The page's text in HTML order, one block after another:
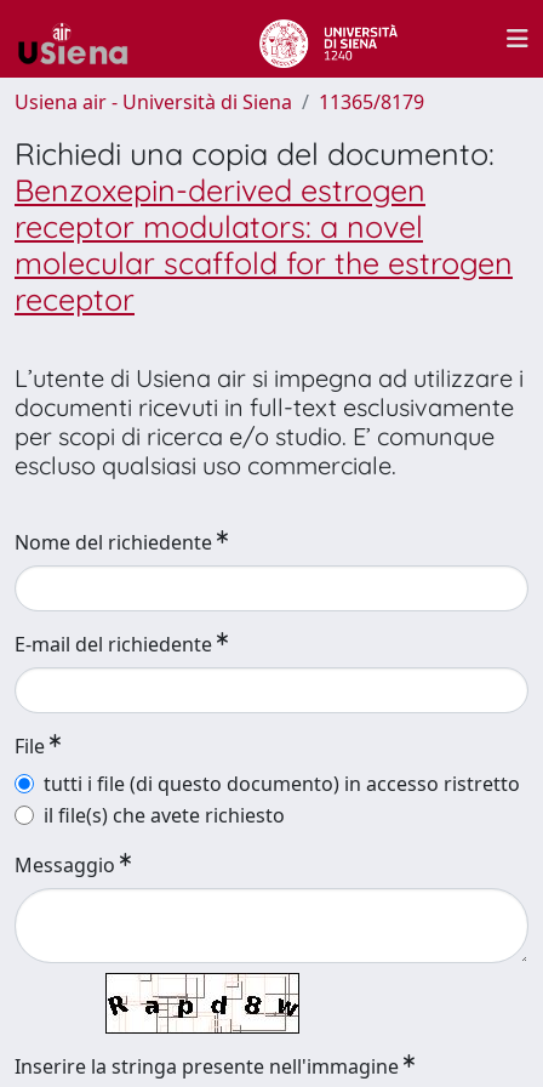
Usiena air - Università di Siena 11365/8179
Richiedi una copia del documento:
Benzoxepin-derived estrogen
receptor modulators: a novel
molecular scaffold for the estrogen
receptor
L’utente di Usiena air si impegna ad utilizzare i
documenti ricevuti in full-text esclusivamente
per scopi di ricerca e/o studio. E’ comunque
escluso qualsiasi uso commerciale.
Nome del richiedente
E-mail del richiedente
File
tutti i file (di questo documento) in accesso ristretto
il file(s) che avete richiesto
Messaggio
Inserire la stringa presente nell'immagine